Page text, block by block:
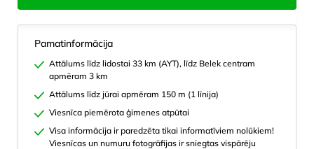
Pamatinformācija
Attālums līdz lidostai 33 km (AYT), līdz Belek centram
apmēram 3 km
Attālums līdz jūrai apmēram 150 m (1 līnija)
Viesnīca piemērota ģimenes atpūtai
Visa informācija ir paredzēta tikai informatīviem nolūkiem!
Viesnīcas un numuru fotogrāfijas ir sniegtas vispārēju